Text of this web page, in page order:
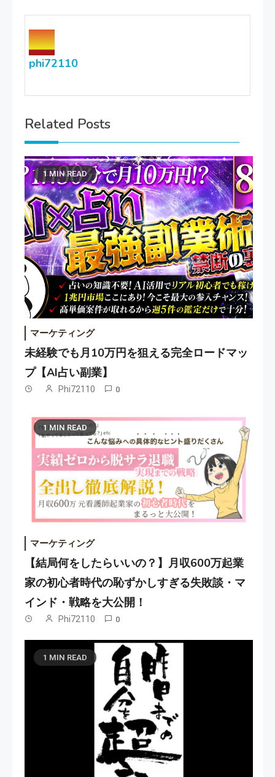
phi72110
Related Posts
1 MIN READ
マーケティング
未経験でも月10万円を狙える完全ロードマッ
プ【AI占い副業】
Phi72110 0
1 MIN READ
マーケティング
【結局何をしたらいいの？】月収600万起業
家の初心者時代の恥ずかしすぎる失敗談・マ
インド・戦略を大公開！
Phi72110 0
1 MIN READ